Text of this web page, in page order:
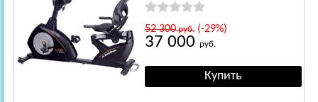
52 300руб.(-29%)
37 000 руб.